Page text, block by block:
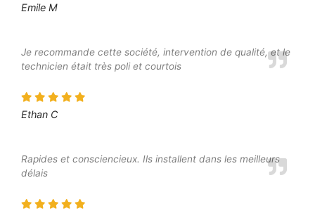
Emile M
Je recommande cette société, intervention de qualité, et le
technicien était très poli et courtois
Ethan C
Rapides et consciencieux. Ils installent dans les meilleurs
délais